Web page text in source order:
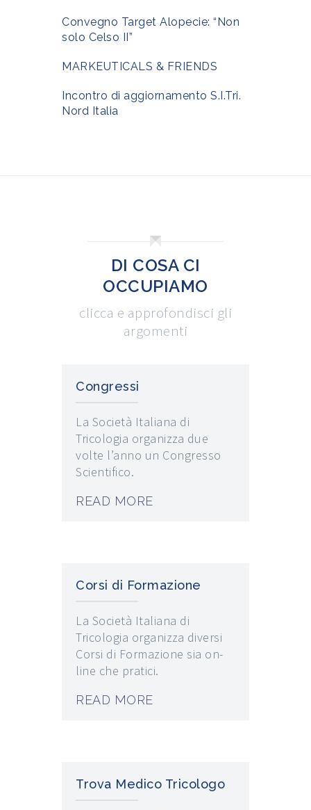
Convegno Target Alopecie: “Non
solo Celso II”
MARKEUTICALS & FRIENDS
Incontro di aggiornamento S.I.Tri.
Nord Italia
DI COSA CI
OCCUPIAMO
clicca e approfondisci gli
argomenti
Congressi
La Società Italiana di
Tricologia organizza due
volte l’anno un Congresso
Scientifico.
READ MORE
Corsi di Formazione
La Società Italiana di
Tricologia organizza diversi
Corsi di Formazione sia on-
line che pratici.
READ MORE
Trova Medico Tricologo